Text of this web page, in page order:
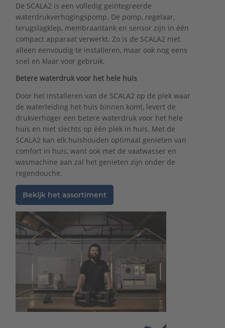
De SCALA2 is een volledig geïntegreerde
waterdrukverhogingspomp. De pomp, regelaar,
terugslagklep, membraantank en sensor zijn in één
compact apparaat verwerkt. Zo is de SCALA2 niet
alleen eenvoudig te installeren, maar ook nog eens
snel en klaar voor gebruik.
Betere waterdruk voor het hele huis
Door het installeren van de SCALA2 op de plek waar
de waterleiding het huis binnen komt, levert de
drukverhoger een betere waterdruk voor het hele
huis en niet slechts op één plek in huis. Met de
SCALA2 kan elk huishouden optimaal genieten van
comfort in huis, want ook met de vaatwasser en
wasmachine aan zal het genieten zijn onder de
regendouche.
Bekijk het assortiment